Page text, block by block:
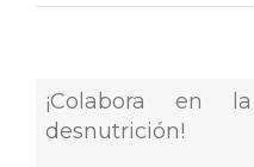
¡Colabora en
desnutrición!